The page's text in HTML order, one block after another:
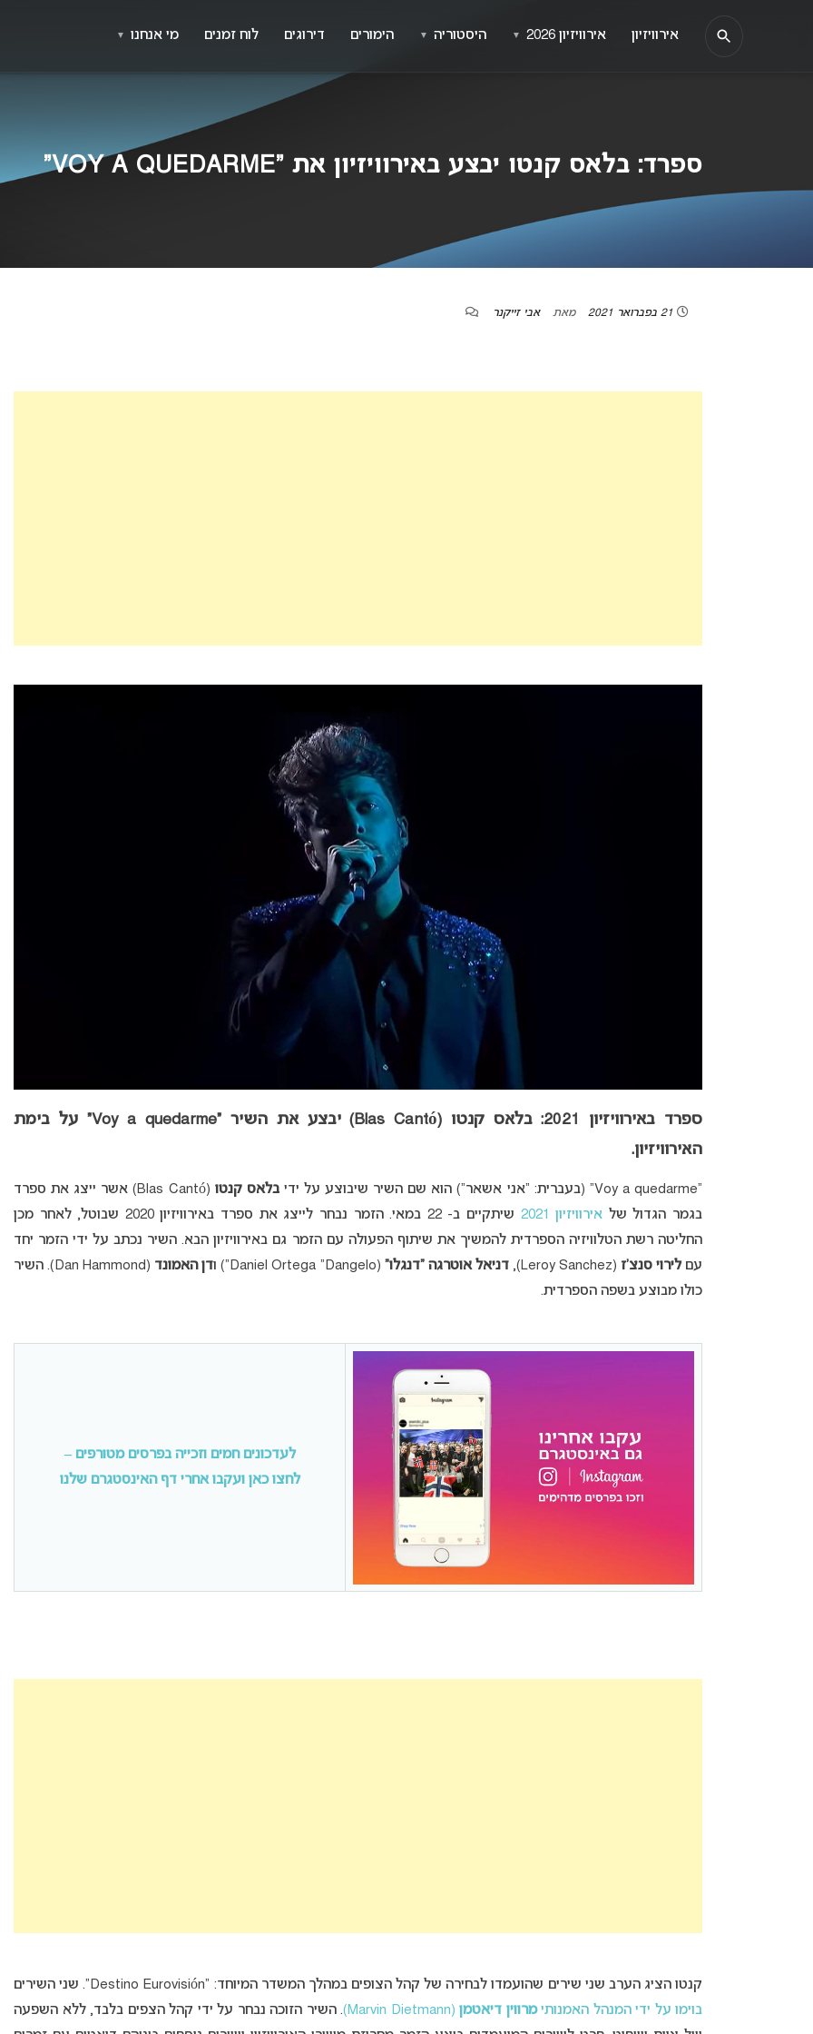
ספרד: בלאס קנטו יבצע באירוויזיון את “VOY A QUEDARME”
מאת אבי זייקנר
ספרד באירוויזיון 2021: בלאס קנטו (Blas Cantó) יבצע את השיר “Voy a quedarme” על בימת
האירוויזיון.
“Voy a quedarme” (בעברית: “אני אשאר”) הוא שם השיר שיבוצע על ידי בלאס קנטו
(Blas Cantó) אשר ייצג את ספרד
בגמר הגדול של אירוויזיון 2021
שיתקיים ב- 22 במאי. הזמר נבחר לייצג את ספרד באירוויזיון 2020 שבוטל, לאחר מכן
החליטה רשת הטלוויזיה הספרדית להמשיך את שיתוף הפעולה עם הזמר גם באירוויזיון הבא. השיר נכתב על ידי הזמר יחד
עםלירוי סנצ’ז (Leroy Sanchez), דניאל אוטרגה “דנגלו” (Daniel Ortega “Dangelo”) ו דן האמונד
(Dan Hammond). השיר
כולו מבוצע בשפה הספרדית.
לעדכונים חמים וזכייה בפרסים מטורפים –
לחצו כאן ועקבו אחרי דף האינסטגרם שלנו
קנטו הציג הערב שני שירים שהועמדו לבחירה של קהל הצופים במהלך המשדר המיוחד: “Destino Eurovisión”. שני השירים
בוימו על ידי המנהל האמנותימרווין דיאטמן (Marvin Dietmann)
. השיר הזוכה נבחר על ידי קהל הצפים בלבד, ללא השפעה
אירוויזיון אירוויזיון 2026 ▼ היסטוריה ▼ הימורים דירוגים לוח זמנים מי אנחנו ▼